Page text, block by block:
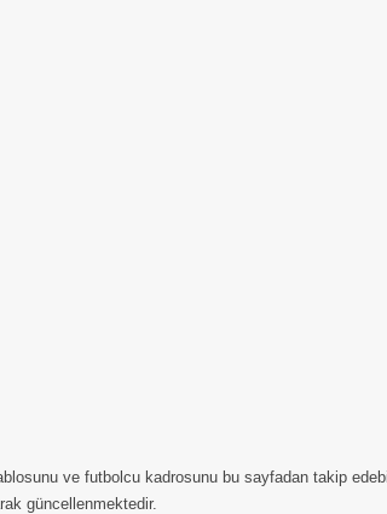
ve futbolcu kadrosunu bu sayfadan takip
güncellenmektedir.